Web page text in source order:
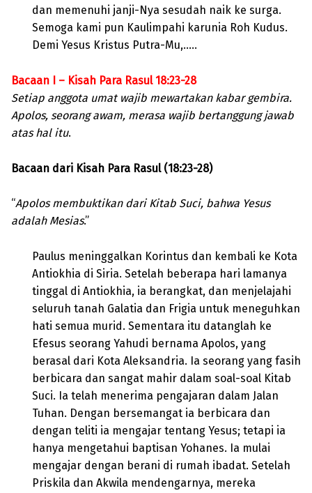
dan memenuhi janji-Nya sesudah naik ke surga.
Semoga kami pun Kaulimpahi karunia Roh Kudus.
Demi Yesus Kristus Putra-Mu,…..
Bacaan I – Kisah Para Rasul 18:23-28
Setiap anggota umat wajib mewartakan kabar gembira.
Apolos, seorang awam, merasa wajib bertanggung jawab
atas hal itu.
Bacaan dari Kisah Para Rasul (18:23-28)
“Apolos membuktikan dari Kitab Suci, bahwa Yesus
adalah Mesias.”
Paulus meninggalkan Korintus dan kembali ke Kota
Antiokhia di Siria. Setelah beberapa hari lamanya
tinggal di Antiokhia, ia berangkat, dan menjelajahi
seluruh tanah Galatia dan Frigia untuk meneguhkan
hati semua murid. Sementara itu datanglah ke
Efesus seorang Yahudi bernama Apolos, yang
berasal dari Kota Aleksandria. Ia seorang yang fasih
berbicara dan sangat mahir dalam soal-soal Kitab
Suci. Ia telah menerima pengajaran dalam Jalan
Tuhan. Dengan bersemangat ia berbicara dan
dengan teliti ia mengajar tentang Yesus; tetapi ia
hanya mengetahui baptisan Yohanes. Ia mulai
mengajar dengan berani di rumah ibadat. Setelah
Priskila dan Akwila mendengarnya, mereka